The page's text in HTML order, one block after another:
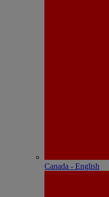
Canada - English